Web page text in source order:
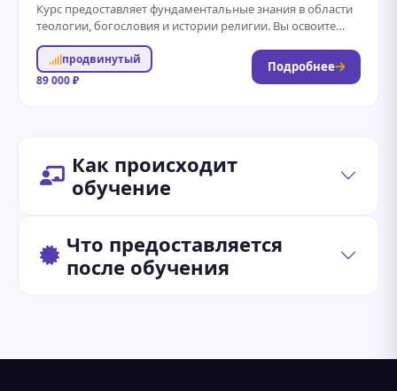
Курс предоставляет фундаментальные знания в области
теологии, богословия и истории религии. Вы освоите
современные методики преподавания теологических
дисциплин и научитесь...
продвинутый
89 000 ₽
Подробнее
Как происходит
обучение
Что предоставляется
после обучения